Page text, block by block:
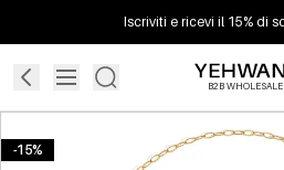
Iscriviti e ricevi il 15% di
B2B
-15%